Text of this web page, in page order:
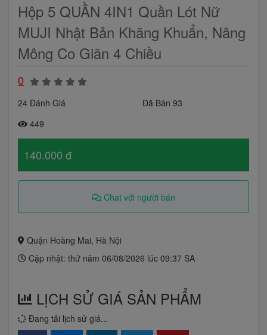
Hộp 5 QUẦN 4IN1 Quần Lót Nữ
MUJI Nhật Bản Khãng Khuẩn, Nâng
Mông Co Giãn 4 Chiều
0
24 Đánh Giá
Đã Bán 93
449
140.000 đ
Chat với người bán
Quận Hoàng Mai, Hà Nội
Cập nhật: thứ năm 06/08/2026 lúc 09:37 SA
LỊCH SỬ GIÁ SẢN PHẨM
Đang tải lịch sử giá...